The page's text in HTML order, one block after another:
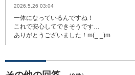
2026.5.26 03:04
一体になっているんですね！
これで安心してできそうです…
ありがとうございました！m(_ _)m